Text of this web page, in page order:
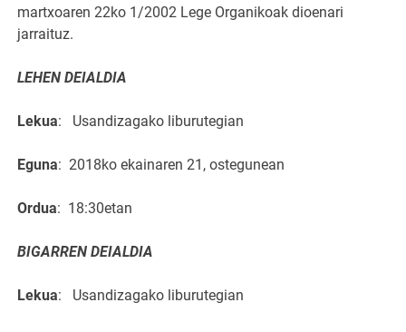
martxoaren 22ko 1/2002 Lege Organikoak dioenari
jarraituz.
LEHEN DEIALDIA
Lekua: Usandizagako liburutegian
Eguna: 2018ko ekainaren 21, ostegunean
Ordua: 18:30etan
BIGARREN DEIALDIA
Lekua: Usandizagako liburutegian